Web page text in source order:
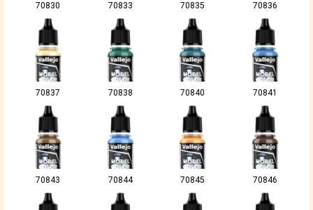
70830 70833 70835 70836
70837 70838 70840 70841
70843 70844 70845 70846